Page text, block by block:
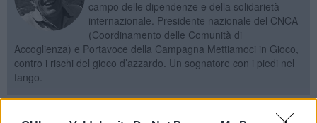
campo delle dipendenze e della solidarietà
internazionale. Presidente nazionale del CNCA
(Coordinamento delle Comunità di
Accoglienza) e Portavoce della Campagna Mettiamoci in Gioco,
contro i rischi del gioco d’azzardo. Un sognatore con i piedi nel
fango.